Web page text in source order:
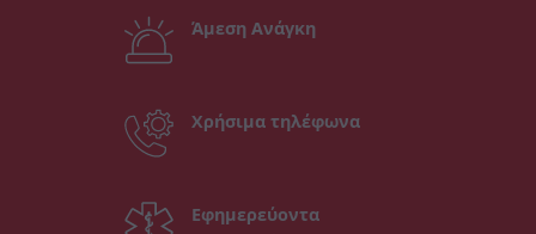
Άμεση Ανάγκη
Χρήσιμα τηλέφωνα
Εφημερεύοντα